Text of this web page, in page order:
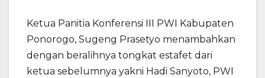
Ketua Panitia Konferensi III PWI Kabupaten
Ponorogo, Sugeng Prasetyo menambahkan
dengan beralihnya tongkat estafet dari
ketua sebelumnya yakni Hadi Sanyoto, PWI